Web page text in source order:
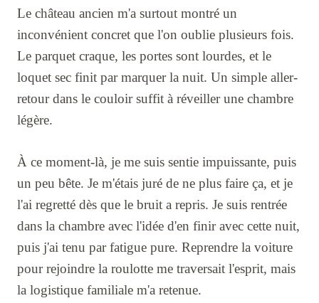
Le château ancien m'a surtout montré un
inconvénient concret que l'on oublie plusieurs fois.
Le parquet craque, les portes sont lourdes, et le
loquet sec finit par marquer la nuit. Un simple aller-
retour dans le couloir suffit à réveiller une chambre
légère.
À ce moment-là, je me suis sentie impuissante, puis
un peu bête. Je m'étais juré de ne plus faire ça, et je
l'ai regretté dès que le bruit a repris. Je suis rentrée
dans la chambre avec l'idée d'en finir avec cette nuit,
puis j'ai tenu par fatigue pure. Reprendre la voiture
pour rejoindre la roulotte me traversait l'esprit, mais
la logistique familiale m'a retenue.